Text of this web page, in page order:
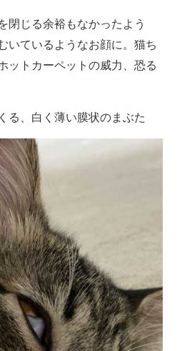
じる余裕もなかったよう
いているようなお顔に。猫ち
ットカーペットの威力、恐る
、白く薄い膜状のまぶた